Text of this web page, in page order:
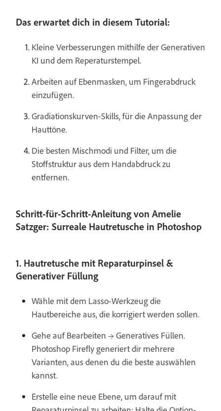
Das erwartet dich in diesem Tutorial:
Kleine Verbesserungen mithilfe der Generativen
KI und dem Reperaturstempel.
Arbeiten auf Ebenmasken, um Fingerabdruck
einzufügen.
Gradiationskurven-Skills, für die Anpassung der
Hauttöne.
Die besten Mischmodi und Filter, um die
Stoffstruktur aus dem Handabdruck zu
entfernen.
Schritt-für-Schritt-Anleitung von Amelie
Satzger: Surreale Hautretusche in Photoshop
1. Hautretusche mit Reparaturpinsel &
Generativer Füllung
Wähle mit dem Lasso-Werkzeug die
Hautbereiche aus, die korrigiert werden sollen.
Gehe auf Bearbeiten → Generatives Füllen.
Photoshop Firefly generiert dir mehrere
Varianten, aus denen du die beste auswählen
kannst.
Erstelle eine neue Ebene, um darauf mit